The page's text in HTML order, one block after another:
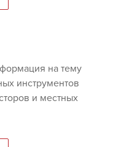
на тему
инструментов
и местных